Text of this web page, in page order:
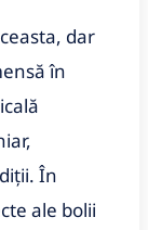
dar
în
În
ale bolii